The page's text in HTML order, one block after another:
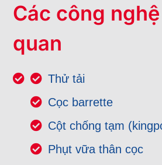
Các công
quan
Thử tải
Cọc barrette
Cột chống tạm
Phụt vữa thân cọc